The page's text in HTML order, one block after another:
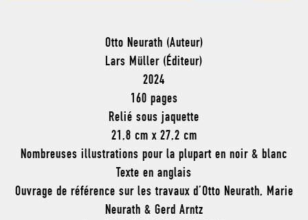
Otto Neurath (Auteur)
Lars Müller (Éditeur)
2024
160 pages
Relié sous jaquette
21,8 cm x 27,2 cm
Nombreuses illustrations pour la plupart en noir & blanc
Texte en anglais
Ouvrage de référence sur les travaux d’Otto Neurath, Marie
Neurath & Gerd Arntz